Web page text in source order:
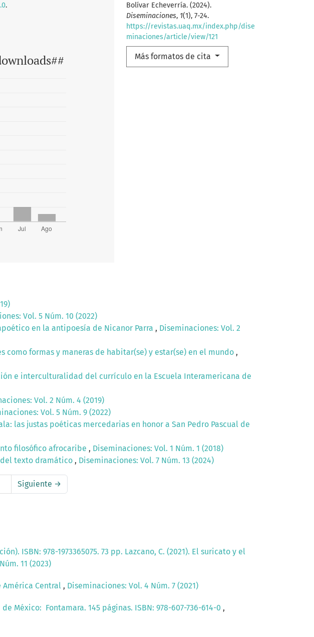
Bolívar Echeverría. (2024).
Diseminaciones, 1(1), 7-24.
https://revistas.uaq.mx/index.php/dise
minaciones/article/view/121
Más formatos de cita
.
Vol. 5 Núm. 10 (2022)
en la antipoesía de Nicanor Parra , Diseminaciones: Vol. 2
formas y maneras de habitar(se) y estar(se) en el mundo ,
e interculturalidad del currículo en la Escuela Interamericana de
Vol. 2 Núm. 4 (2019)
Vol. 5 Núm. 9 (2022)
las justas poéticas mercedarias en honor a San Pedro Pascual de
filosófico afrocaribe , Diseminaciones: Vol. 1 Núm. 1 (2018)
texto dramático , Diseminaciones: Vol. 7 Núm. 13 (2024)
Siguiente →
ISBN: 978-1973365075. 73 pp. Lazcano, C. (2021). El suricato y el
11 (2023)
Central , Diseminaciones: Vol. 4 Núm. 7 (2021)
México: Fontamara. 145 páginas. ISBN: 978-607-736-614-0 ,